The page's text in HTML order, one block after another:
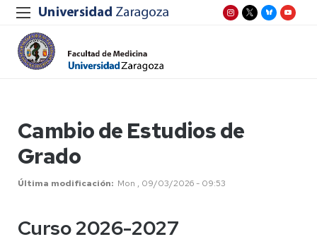
Cambio de Estudios de
Grado
Última modificación Mon , 09/03/2026 - 09:53
Curso 2026-2027